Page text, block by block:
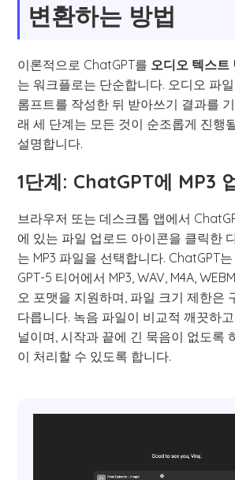
변환하는 방법
이론적으로 ChatGPT를 오디오 텍스트
는 워크플로는 단순합니다. 오디오 파
롬프트를 작성한 뒤 받아쓰기 결과를
래 세 단계는 모든 것이 순조롭게 진행
설명합니다.
1단계: ChatGPT에 MP3
브라우저 또는 데스크톱 앱에서
에 있는 파일 업로드 아이콘을 클릭한
는 MP3 파일을 선택합니다. ChatGPT
GPT-5 티어에서 MP3, WAV, M4A,
오 포맷을 지원하며, 파일 크기 제한은
다릅니다. 녹음 파일이 비교적 깨끗하
널이며, 시작과 끝에 긴 묵음이 없도록
이 처리할 수 있도록 합니다.